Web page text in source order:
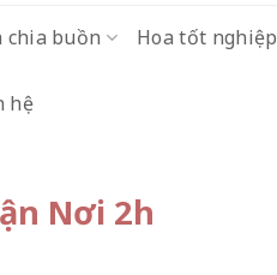
chia buồn Hoa tốt nghiệp
hệ
Nơi 2h